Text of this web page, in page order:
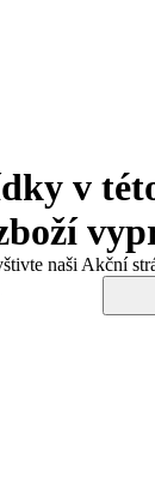
v
naši Akční